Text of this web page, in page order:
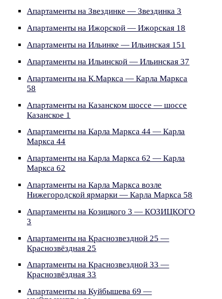
Апартаменты на Звездинке — Звездинка 3
Апартаменты на Ижорской — Ижорская 18
Апартаменты на Ильинке — Ильинская 151
Апартаменты на Ильинской — Ильинская 37
Апартаменты на К.Маркса — Карла Маркса
58
Апартаменты на Казанском шоссе — шоссе
Казанское 1
Апартаменты на Карла Маркса 44 — Карла
Маркса 44
Апартаменты на Карла Маркса 62 — Карла
Маркса 62
Апартаменты на Карла Маркса возле
Нижегородской ярмарки — Карла Маркса 58
Апартаменты на Козицкого 3 — КОЗИЦКОГО
3
Апартаменты на Краснозвездной 25 —
Краснозвёздная 25
Апартаменты на Краснозвездной 33 —
Краснозвёздная 33
Апартаменты на Куйбышева 69 —